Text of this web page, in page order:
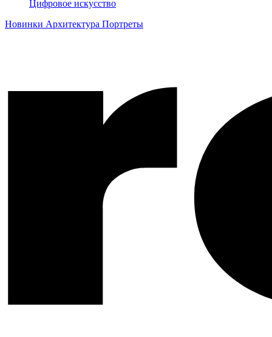
Цифровое искусство
Новинки Архитектура Портреты